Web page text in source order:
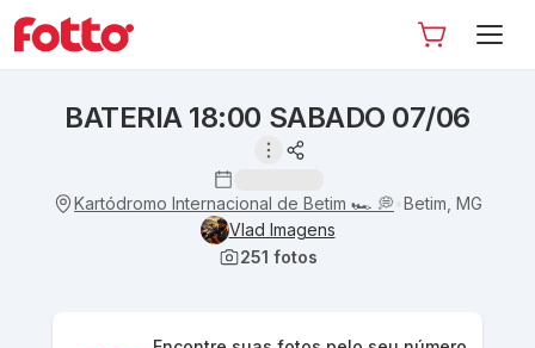
BATERIA 18:00 SABADO 07/06
Kartódromo Internacional de Betim 🏎 💭 Betim, MG
Vlad Imagens
251 fotos